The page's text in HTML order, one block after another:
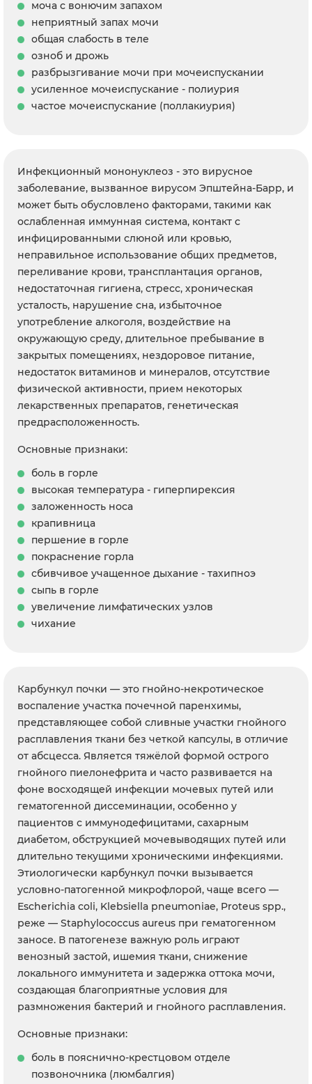
моча с вонючим запахом
неприятный запах мочи
общая слабость в теле
озноб и дрожь
разбрызгивание мочи при мочеиспускании
усиленное мочеиспускание - полиурия
частое мочеиспускание (поллакиурия)
Инфекционный мононуклеоз - это вирусное
заболевание, вызванное вирусом Эпштейна-Барр, и
может быть обусловлено факторами, такими как
ослабленная иммунная система, контакт с
инфицированными слюной или кровью,
неправильное использование общих предметов,
переливание крови, трансплантация органов,
недостаточная гигиена, стресс, хроническая
усталость, нарушение сна, избыточное
употребление алкоголя, воздействие на
окружающую среду, длительное пребывание в
закрытых помещениях, нездоровое питание,
недостаток витаминов и минералов, отсутствие
физической активности, прием некоторых
лекарственных препаратов, генетическая
предрасположенность.
Основные признаки:
боль в горле
высокая температура - гиперпирексия
заложенность носа
крапивница
першение в горле
покраснение горла
сбивчивое учащенное дыхание - тахипноэ
сыпь в горле
увеличение лимфатических узлов
чихание
Карбункул почки — это гнойно-некротическое
воспаление участка почечной паренхимы,
представляющее собой сливные участки гнойного
расплавления ткани без четкой капсулы, в отличие
от абсцесса. Является тяжёлой формой острого
гнойного пиелонефрита и часто развивается на
фоне восходящей инфекции мочевых путей или
гематогенной диссеминации, особенно у
пациентов с иммунодефицитами, сахарным
диабетом, обструкцией мочевыводящих путей или
длительно текущими хроническими инфекциями.
Этиологически карбункул почки вызывается
условно-патогенной микрофлорой, чаще всего —
Escherichia coli, Klebsiella pneumoniae, Proteus spp.,
реже — Staphylococcus aureus при гематогенном
заносе. В патогенезе важную роль играют
венозный застой, ишемия ткани, снижение
локального иммунитета и задержка оттока мочи,
создающая благоприятные условия для
размножения бактерий и гнойного расплавления.
Основные признаки:
боль в пояснично-крестцовом отделе
позвоночника (люмбалгия)